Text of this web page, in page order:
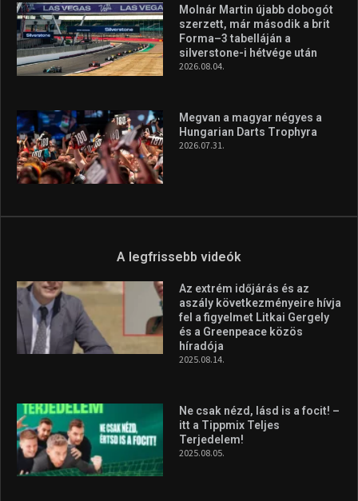
Molnár Martin újabb dobogót
szerzett, már második a brit
Forma–3 tabelláján a
silverstone-i hétvége után
2026.08.04.
Megvan a magyar négyes a
Hungarian Darts Trophyra
2026.07.31.
A legfrissebb videók
Az extrém időjárás és az
aszály következményeire hívja
fel a figyelmet Litkai Gergely
és a Greenpeace közös
híradója
2025.08.14.
Ne csak nézd, lásd is a focit! –
itt a Tippmix Teljes
Terjedelem!
2025.08.05.